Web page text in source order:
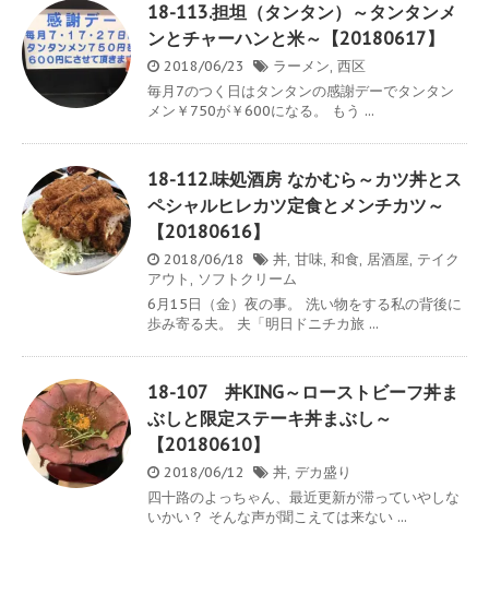
18-113.担坦（タンタン）～タンタンメ
ンとチャーハンと米～【20180617】
2018/06/23 ラーメン, 西区
毎月7のつく日はタンタンの感謝デーでタンタン
メン￥750が￥600になる。 もう ...
18-112.味処酒房 なかむら～カツ丼とス
ペシャルヒレカツ定食とメンチカツ～
【20180616】
2018/06/18 丼, 甘味, 和食, 居酒屋, テイク
アウト , ソフトクリーム
6月15日（金）夜の事。 洗い物をする私の背後に
歩み寄る夫。 夫「明日ドニチカ旅 ...
18-107 丼KING～ローストビーフ丼ま
ぶしと限定ステーキ丼まぶし～
【20180610】
2018/06/12 丼, デカ盛り
四十路のよっちゃん、最近更新が滞っていやしな
いかい？ そんな声が聞こえては来ない ...